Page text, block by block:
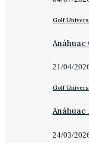
Golf
Anáhuac
21/04/
Golf
24/03/